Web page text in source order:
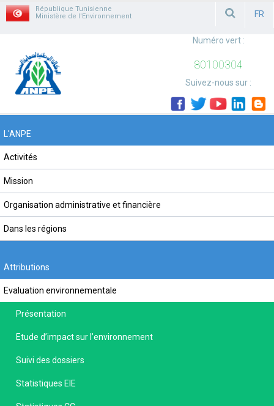
République Tunisienne
Ministère de l'Environnement
FR
Numéro vert :
80100304
Suivez-nous sur :
L'ANPE
Activités
Mission
Organisation administrative et financière
Dans les régions
Attributions
Evaluation environnementale
Présentation
Etude d’impact sur l’environnement
Suivi des dossiers
Statistiques EIE